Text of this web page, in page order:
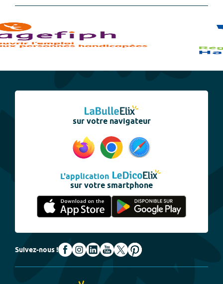
sur votre navigateur
L'application
sur votre smartphone
Suivez-nous !